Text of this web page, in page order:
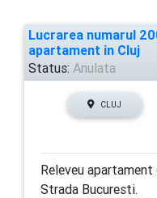
Lucrarea numarul
apartament in Cluj
Status: Anulata
CLUJ
Releveu apartament
Strada Bucuresti.